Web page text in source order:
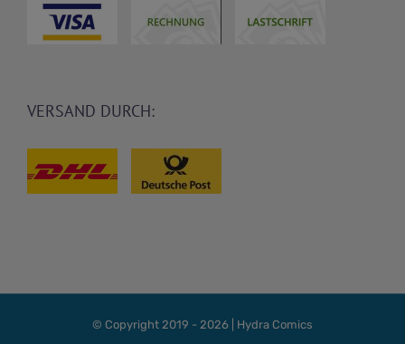
VERSAND DURCH:
© Copyright 2019 - 2026 | Hydra Comics